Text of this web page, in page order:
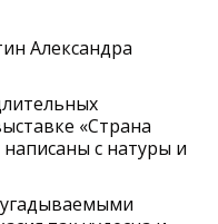
Александра
«Страна
с натуры и